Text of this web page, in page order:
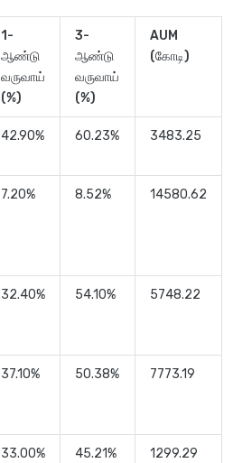
1-
ஆண்டு
வருவாய்
(%)
3-
ஆண்டு
வருவாய்
(%)
AUM
(கோடி)
42.90% 60.23% 3483.25
7.20% 8.52% 14580.62
32.40% 54.10% 5748.22
37.10% 50.38% 7773.19
33.00% 45.21% 1299.29